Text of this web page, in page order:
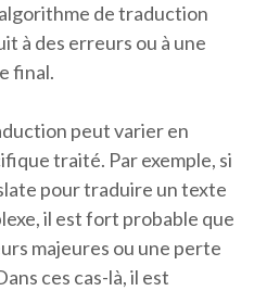
de traduction
à des erreurs ou à une
final.
peut varier en
traité. Par exemple, si
pour traduire un texte
il est fort probable que
majeures ou une perte
ces cas-là, il est